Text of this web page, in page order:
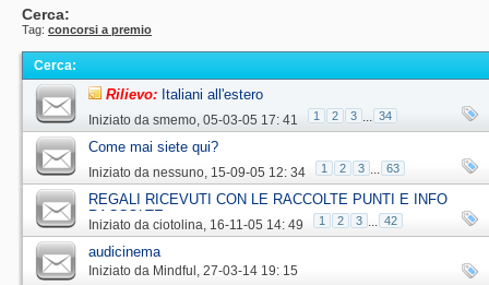
Cerca:
Tag: concorsi a premio
Cerca:
Rilievo: Italiani all'estero
Iniziato da smemo‎, 05-03-05 17: 41 1 2 3 ... 34
Come mai siete qui?
Iniziato da nessuno‎, 15-09-05 12: 34 1 2 3 ... 63
REGALI RICEVUTI CON LE RACCOLTE PUNTI E INFO
RACCOLTE
Iniziato da ciotolina‎, 16-11-05 14: 49 1 2 3 ... 42
audicinema
Iniziato da Mindful ‎, 27-03-14 19: 15